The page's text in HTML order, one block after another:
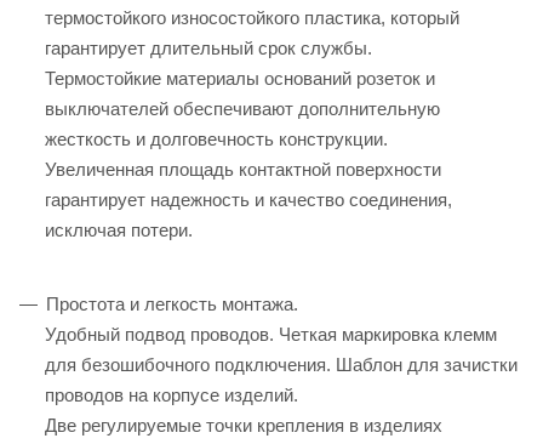
термостойкого износостойкого пластика, который
гарантирует длительный срок службы.
Термостойкие материалы оснований розеток и
выключателей обеспечивают дополнительную
жесткость и долговечность конструкции.
Увеличенная площадь контактной поверхности
гарантирует надежность и качество соединения,
исключая потери.
Простота и легкость монтажа.
Удобный подвод проводов. Четкая маркировка клемм
для безошибочного подключения. Шаблон для зачистки
проводов на корпусе изделий.
Две регулируемые точки крепления в изделиях